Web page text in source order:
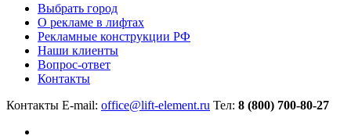
Выбрать город
О рекламе в лифтах
Рекламные конструкции РФ
Наши клиенты
Вопрос-ответ
Контакты
Контакты E-mail: office@lift-element.ru Тел: 8 (800) 700-80-27